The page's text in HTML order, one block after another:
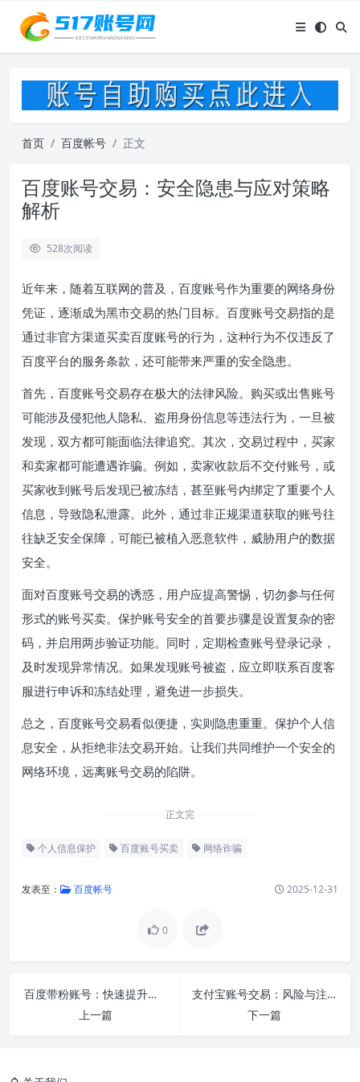
首页 百度帐号 正文
百度账号交易：安全隐患与应对策略
解析
528次阅读
近年来，随着互联网的普及，百度账号作为重要的网络身份
凭证，逐渐成为黑市交易的热门目标。百度账号交易指的是
通过非官方渠道买卖百度账号的行为，这种行为不仅违反了
百度平台的服务条款，还可能带来严重的安全隐患。
首先，百度账号交易存在极大的法律风险。购买或出售账号
可能涉及侵犯他人隐私、盗用身份信息等违法行为，一旦被
发现，双方都可能面临法律追究。其次，交易过程中，买家
和卖家都可能遭遇诈骗。例如，卖家收款后不交付账号，或
买家收到账号后发现已被冻结，甚至账号内绑定了重要个人
信息，导致隐私泄露。此外，通过非正规渠道获取的账号往
往缺乏安全保障，可能已被植入恶意软件，威胁用户的数据
安全。
面对百度账号交易的诱惑，用户应提高警惕，切勿参与任何
形式的账号买卖。保护账号安全的首要步骤是设置复杂的密
码，并启用两步验证功能。同时，定期检查账号登录记录，
及时发现异常情况。如果发现账号被盗，应立即联系百度客
服进行申诉和冻结处理，避免进一步损失。
总之，百度账号交易看似便捷，实则隐患重重。保护个人信
息安全，从拒绝非法交易开始。让我们共同维护一个安全的
网络环境，远离账号交易的陷阱。
正文完
个人信息保护 百度账号买卖 网络诈骗
发表至： 百度帐号 2025-12-31
0
百度带粉账号：快速提升影响力的秘密武器
上一篇
支付宝账号交易：风险与注意事项全解析
下一篇